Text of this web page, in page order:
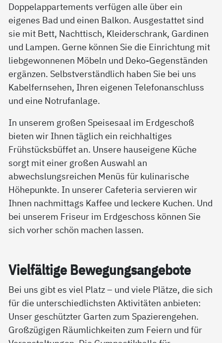
Doppelappartements verfügen alle über ein
eigenes Bad und einen Balkon. Ausgestattet sind
sie mit Bett, Nachttisch, Kleiderschrank, Gardinen
und Lampen. Gerne können Sie die Einrichtung mit
liebgewonnenen Möbeln und Deko-Gegenständen
ergänzen. Selbstverständlich haben Sie bei uns
Kabelfernsehen, Ihren eigenen Telefonanschluss
und eine Notrufanlage.
In unserem großen Speisesaal im Erdgeschoß
bieten wir Ihnen täglich ein reichhaltiges
Frühstücksbüffet an. Unsere hauseigene Küche
sorgt mit einer großen Auswahl an
abwechslungsreichen Menüs für kulinarische
Höhepunkte. In unserer Cafeteria servieren wir
Ihnen nachmittags Kaffee und leckere Kuchen. Und
bei unserem Friseur im Erdgeschoss können Sie
sich vorher schön machen lassen.
Viel­fäl­ti­ge Be­we­gung­s­an­ge­bo­te
Bei uns gibt es viel Platz – und viele Plätze, die sich
für die unterschiedlichsten Aktivitäten anbieten:
Unser geschützter Garten zum Spazierengehen.
Großzügigen Räumlichkeiten zum Feiern und für